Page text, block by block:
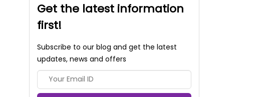
Get the latest information
first!
Subscribe to our blog and get the latest
updates, news and offers